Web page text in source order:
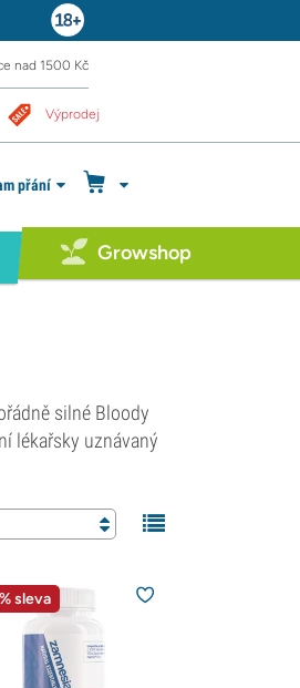
nad 1500 Kč
Výprodej
přání
Growshop
silné Bloody
lékařsky uznávaný
sleva